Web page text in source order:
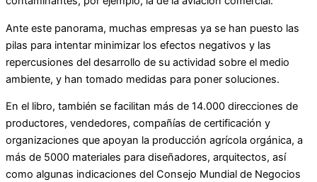
Ante este panorama, muchas empresas ya se han puesto las
pilas para intentar minimizar los efectos negativos y las
repercusiones del desarrollo de su actividad sobre el medio
ambiente, y han tomado medidas para poner soluciones.
En el libro, también se facilitan más de 14.000 direcciones de
productores, vendedores, compañías de certificación y
organizaciones que apoyan la producción agrícola orgánica, a
más de 5000 materiales para diseñadores, arquitectos, así
como algunas indicaciones del Consejo Mundial de Negocios